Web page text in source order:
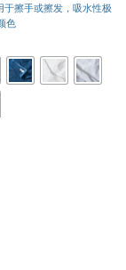
于擦手或擦发，吸水性极
色